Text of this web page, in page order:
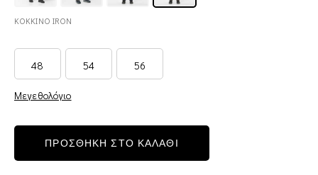
ΚΟΚΚΙΝΟ IRON
48 54 56
Μεγεθολόγιο
ΠΡΟΣΘΗΚΗ ΣΤΟ ΚΑΛΑΘΙ